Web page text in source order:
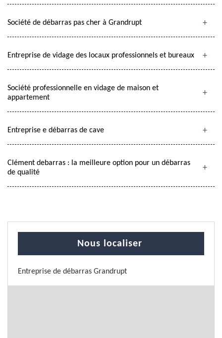
Société de débarras pas cher à Grandrupt
Entreprise de vidage des locaux professionnels et bureaux
Société professionnelle en vidage de maison et
appartement
Entreprise e débarras de cave
Clément debarras : la meilleure option pour un débarras
de qualité
Nous localiser
Entreprise de débarras Grandrupt